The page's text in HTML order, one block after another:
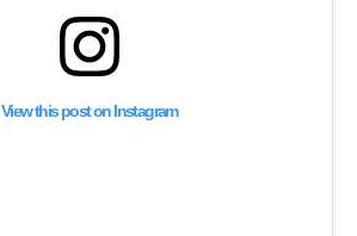
View this post on Instagram